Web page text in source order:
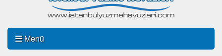
Menü